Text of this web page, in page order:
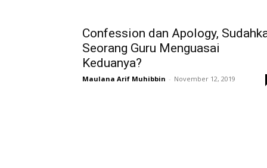
Confession dan Apology,
Seorang Guru Menguasai
Keduanya?
Maulana Arif Muhibbin - November 12, 2019